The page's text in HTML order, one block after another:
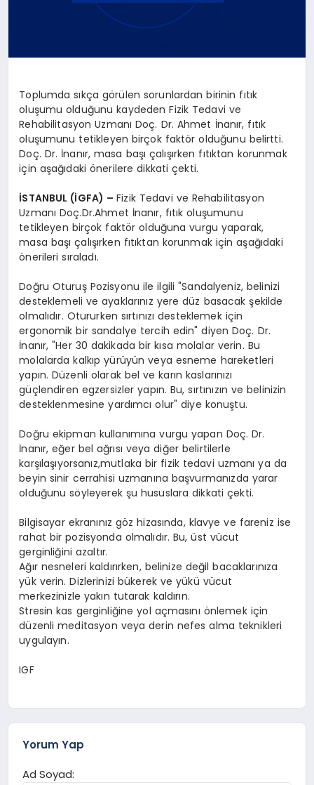
Toplumda sıkça görülen sorunlardan birinin fıtık
oluşumu olduğunu kaydeden Fizik Tedavi ve
Rehabilitasyon Uzmanı Doç. Dr. Ahmet İnanır, fıtık
oluşumunu tetikleyen birçok faktör olduğunu belirtti.
Doç. Dr. İnanır, masa başı çalışırken fıtıktan korunmak
için aşağıdaki önerilere dikkati çekti.
İSTANBUL (İGFA) –Fizik Tedavi ve Rehabilitasyon
Uzmanı Doç.Dr.Ahmet İnanır, fıtık oluşumunu
tetikleyen birçok faktör olduğuna vurgu yaparak,
masa başı çalışırken fıtıktan korunmak için aşağıdaki
önerileri sıraladı.
Doğru Oturuş Pozisyonu ile ilgili "Sandalyeniz, belinizi
desteklemeli ve ayaklarınız yere düz basacak şekilde
olmalıdır. Otururken sırtınızı desteklemek için
ergonomik bir sandalye tercih edin" diyen Doç. Dr.
İnanır, "Her 30 dakikada bir kısa molalar verin. Bu
molalarda kalkıp yürüyün veya esneme hareketleri
yapın. Düzenli olarak bel ve karın kaslarınızı
güçlendiren egzersizler yapın. Bu, sırtınızın ve belinizin
desteklenmesine yardımcı olur" diye konuştu.
Doğru ekipman kullanımına vurgu yapan Doç. Dr.
İnanır, eğer bel ağrısı veya diğer belirtilerle
karşılaşıyorsanız,mutlaka bir fizik tedavi uzmanı ya da
beyin sinir cerrahisi uzmanına başvurmanızda yarar
olduğunu söyleyerek şu hususlara dikkati çekti.
Bilgisayar ekranınız göz hizasında, klavye ve fareniz ise
rahat bir pozisyonda olmalıdır. Bu, üst vücut
gerginliğini azaltır.
Ağır nesneleri kaldırırken, belinize değil bacaklarınıza
yük verin. Dizlerinizi bükerek ve yükü vücut
merkezinizle yakın tutarak kaldırın.
Stresin kas gerginliğine yol açmasını önlemek için
düzenli meditasyon veya derin nefes alma teknikleri
uygulayın.
IGF
Yorum Yap
Ad Soyad: